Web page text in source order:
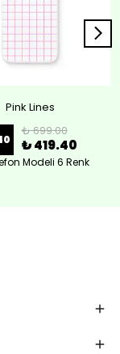
Pink Lines
₺ 699.00
₺ 419.40
Modeli 6 Renk